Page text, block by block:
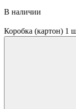
В наличии
Коробка (картон) 1